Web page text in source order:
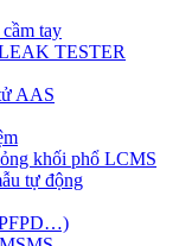
tay
TESTER
AAS
khối phổ LCMS
tự động